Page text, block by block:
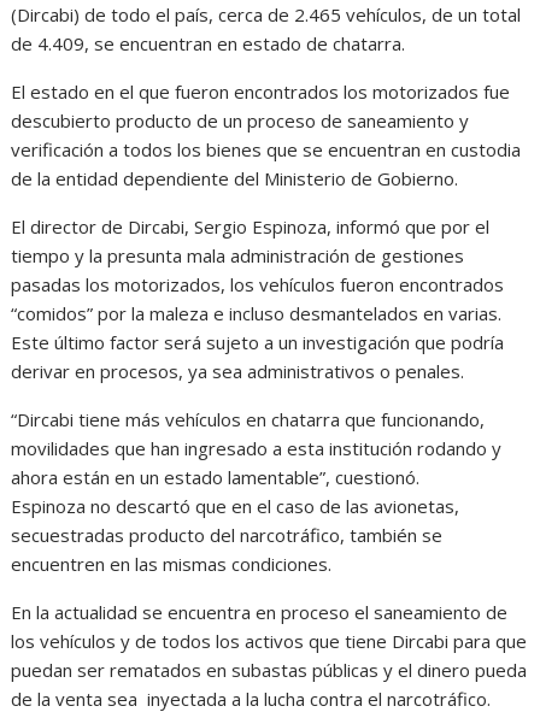
(Dircabi) de todo el país, cerca de 2.465 vehículos, de un total
de 4.409, se encuentran en estado de chatarra.
El estado en el que fueron encontrados los motorizados fue
descubierto producto de un proceso de saneamiento y
verificación a todos los bienes que se encuentran en custodia
de la entidad dependiente del Ministerio de Gobierno.
El director de Dircabi, Sergio Espinoza, informó que por el
tiempo y la presunta mala administración de gestiones
pasadas los motorizados, los vehículos fueron encontrados
“comidos” por la maleza e incluso desmantelados en varias.
Este último factor será sujeto a un investigación que podría
derivar en procesos, ya sea administrativos o penales.
“Dircabi tiene más vehículos en chatarra que funcionando,
movilidades que han ingresado a esta institución rodando y
ahora están en un estado lamentable”, cuestionó.
Espinoza no descartó que en el caso de las avionetas,
secuestradas producto del narcotráfico, también se
encuentren en las mismas condiciones.
En la actualidad se encuentra en proceso el saneamiento de
los vehículos y de todos los activos que tiene Dircabi para que
puedan ser rematados en subastas públicas y el dinero pueda
de la venta sea inyectada a la lucha contra el narcotráfico.